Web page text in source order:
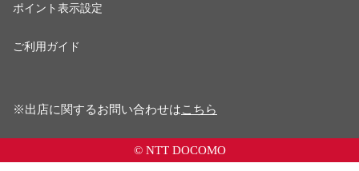
ポイント表示設定
ご利用ガイド
※出店に関するお問い合わせはこちら
© NTT DOCOMO